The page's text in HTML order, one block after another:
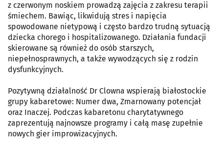
z czerwonym noskiem prowadzą zajęcia z zakresu terapii
śmiechem. Bawiąc, likwidują stres i napięcia
spowodowane nietypową i często bardzo trudną sytuacją
dziecka chorego i hospitalizowanego. Działania fundacji
skierowane są również do osób starszych,
niepełnosprawnych, a także wywodzących się z rodzin
dysfunkcyjnych.
Pozytywną działalność Dr Clowna wspierają białostockie
grupy kabaretowe: Numer dwa, Zmarnowany potencjał
oraz Inaczej. Podczas kabaretonu charytatywnego
zaprezentują najnowsze programy i całą masę zupełnie
nowych gier improwizacyjnych.